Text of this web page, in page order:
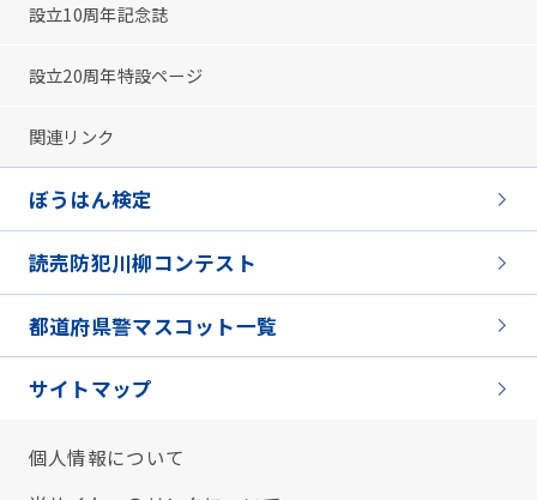
設立10周年記念誌
設立20周年特設ページ
関連リンク
ぼうはん検定
読売防犯川柳コンテスト
都道府県警マスコット一覧
サイトマップ
個人情報について